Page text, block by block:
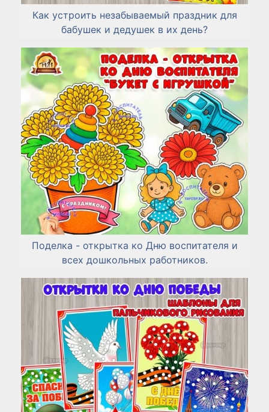
Как устроить незабываемый праздник для
бабушек и дедушек в их день?
Поделка - открытка ко Дню воспитателя и
всех дошкольных работников.